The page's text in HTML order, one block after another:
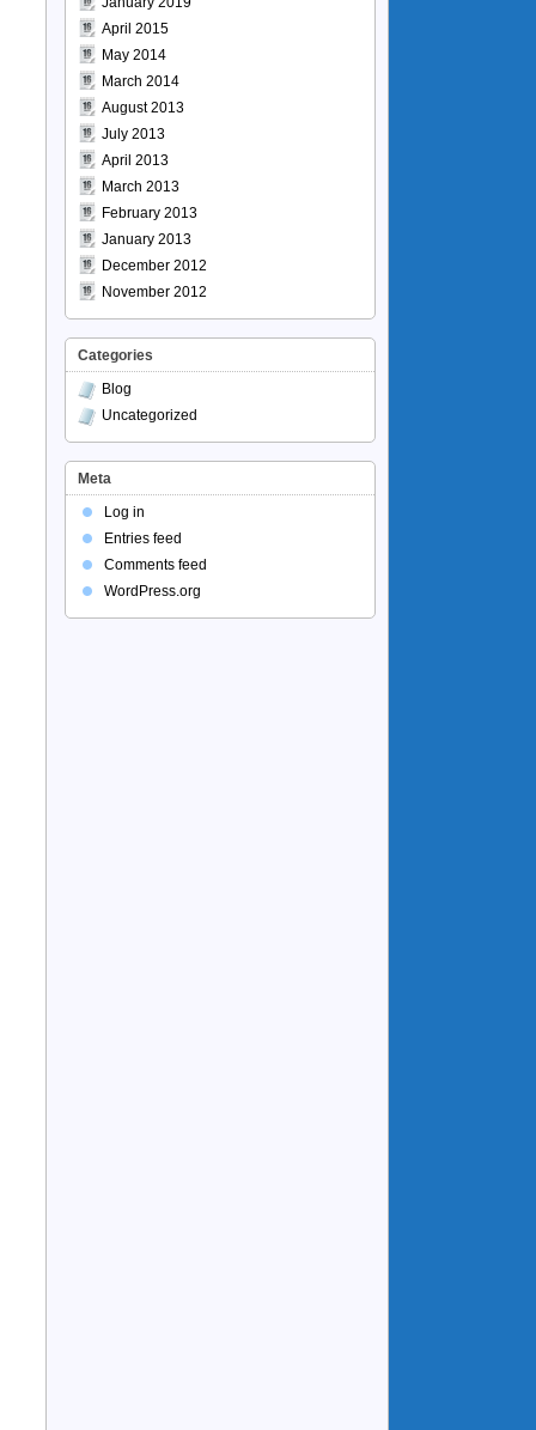
April 2015
May 2014
March 2014
August 2013
July 2013
April 2013
March 2013
February 2013
January 2013
December 2012
November 2012
Categories
Blog
Uncategorized
Meta
Log in
Entries feed
Comments feed
WordPress.org